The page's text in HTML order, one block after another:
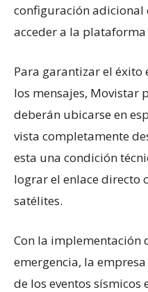
configuración adicional
acceder a la
Para garantizar el éxito
los mensajes, Movistar
deberán ubicarse en
vista completamente
esta una condición
lograr el enlace directo
satélites.
Con la implementación
emergencia, la
de los eventos sísmicos